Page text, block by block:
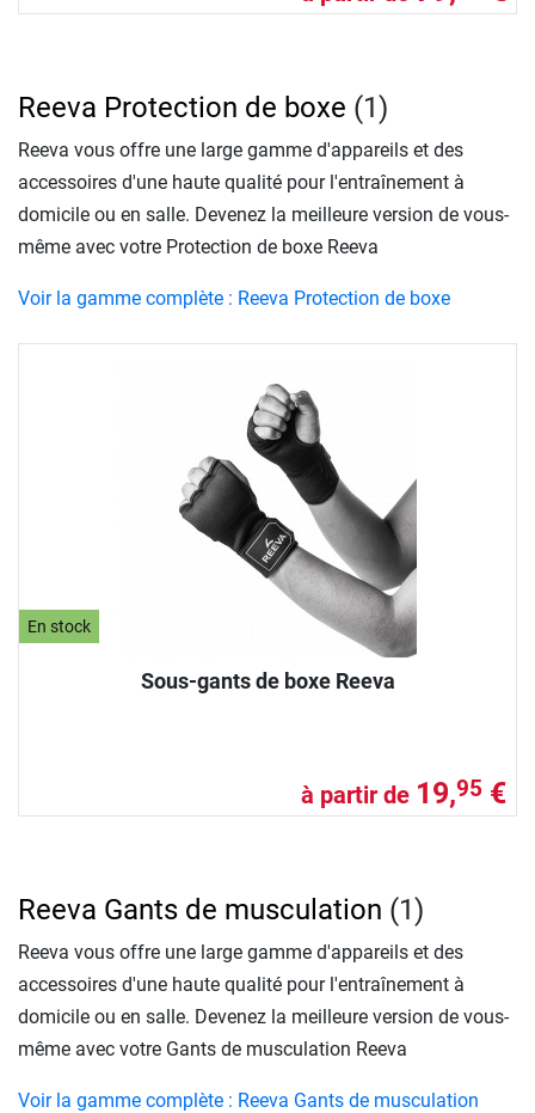
En stock
Sous-gants de boxe Reeva
à partir de 19,95 €
Reeva Protection de boxe (1)
Reeva vous offre une large gamme d'appareils et des
accessoires d'une haute qualité pour l'entraînement à
domicile ou en salle. Devenez la meilleure version de vous-
même avec votre Protection de boxe Reeva
Voir la gamme complète : Reeva Protection de boxe
Reeva Gants de musculation (1)
Reeva vous offre une large gamme d'appareils et des
accessoires d'une haute qualité pour l'entraînement à
domicile ou en salle. Devenez la meilleure version de vous-
même avec votre Gants de musculation Reeva
Voir la gamme complète : Reeva Gants de musculation